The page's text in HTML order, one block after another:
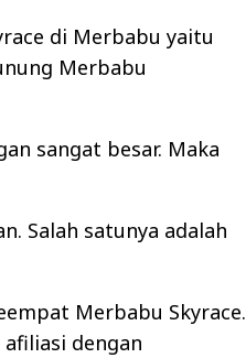
di Merbabu yaitu
Merbabu
sangat besar. Maka
Salah satunya adalah
Merbabu Skyrace.
dengan